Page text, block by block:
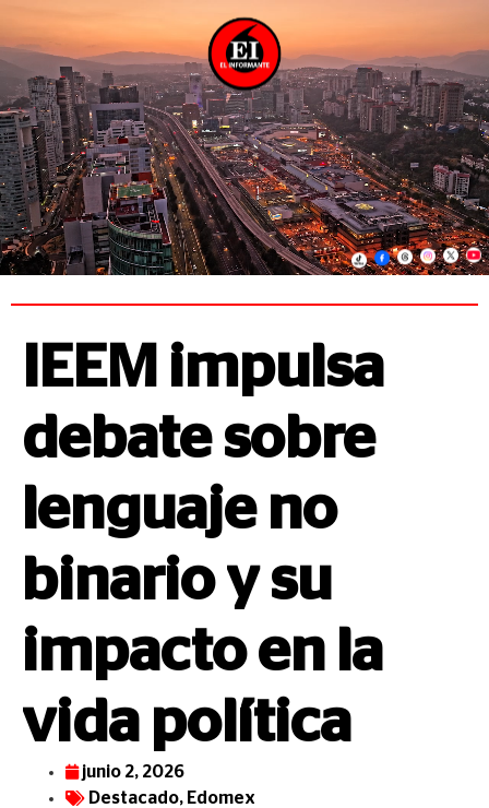
IEEM impulsa
debate sobre
lenguaje no
binario y su
impacto en la
vida política
junio 2, 2026
Destacado, Edomex